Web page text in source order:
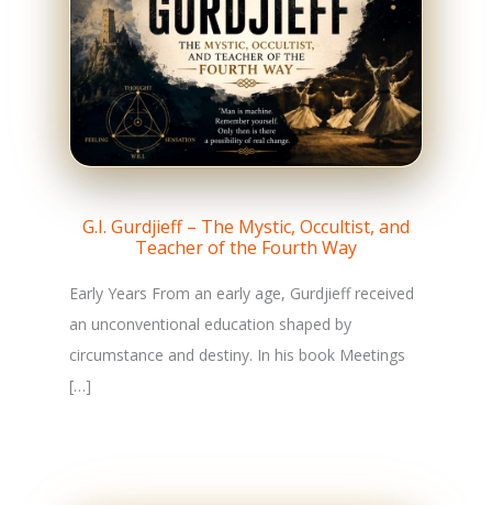
G.I. Gurdjieff – The Mystic, Occultist, and
Teacher of the Fourth Way
Early Years From an early age, Gurdjieff received
an unconventional education shaped by
circumstance and destiny. In his book Meetings
[…]